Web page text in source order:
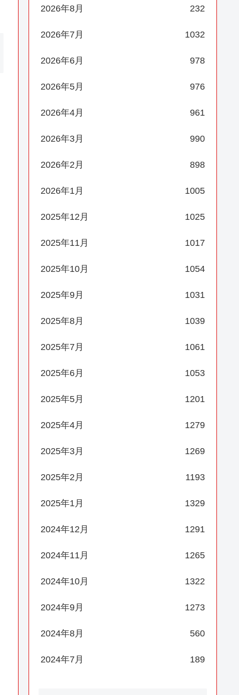
2026年8月 232
2026年7月 1032
2026年6月 978
2026年5月 976
2026年4月 961
2026年3月 990
2026年2月 898
2026年1月 1005
2025年12月 1025
2025年11月 1017
2025年10月 1054
2025年9月 1031
2025年8月 1039
2025年7月 1061
2025年6月 1053
2025年5月 1201
2025年4月 1279
2025年3月 1269
2025年2月 1193
2025年1月 1329
2024年12月 1291
2024年11月 1265
2024年10月 1322
2024年9月 1273
2024年8月 560
2024年7月 189